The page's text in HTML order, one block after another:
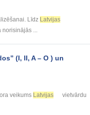
Līdz Latvijas
...
(I, II, A – O ) un
veikums Latvijas
vietvārdu